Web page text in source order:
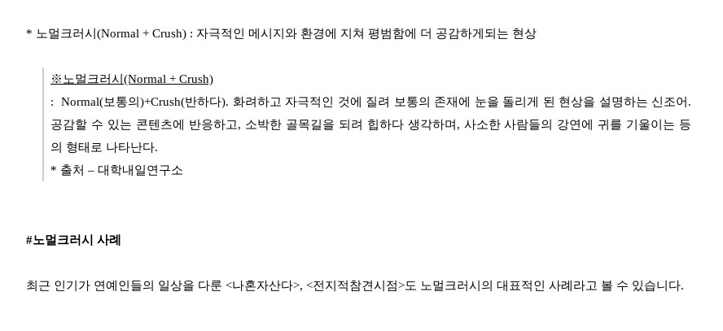
* 노멀크러시(Normal + Crush) : 자극적인 메시지와 환경에 지쳐 평범함에 더 공감하게되는 현상
※노멀크러시(Normal + Crush)
: Normal(보통의)+Crush(반하다). 화려하고 자극적인 것에 질려 보통의 존재에 눈을 돌리게 된 현상을 설명하는 신조어.
공감할 수 있는 콘텐츠에 반응하고, 소박한 골목길을 되려 힙하다 생각하며, 사소한 사람들의 강연에 귀를 기울이는 등
의 형태로 나타난다.
* 출처 – 대학내일연구소
#노멀크러시 사례
최근 인기가 연예인들의 일상을 다룬 <나혼자산다>, <전지적참견시점>도 노멀크러시의 대표적인 사례라고 볼 수 있습니다.